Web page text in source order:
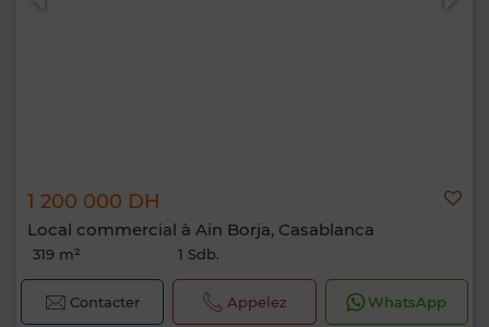
1 200 000 DH
Local commercial à Ain Borja, Casablanca
319 m² 1 Sdb.
Contacter Appelez WhatsApp